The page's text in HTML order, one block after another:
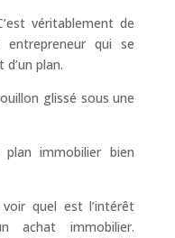
véritablement de
entrepreneur qui se
plan.
glissé sous une
immobilier bien
quel est l’intérêt
achat immobilier.